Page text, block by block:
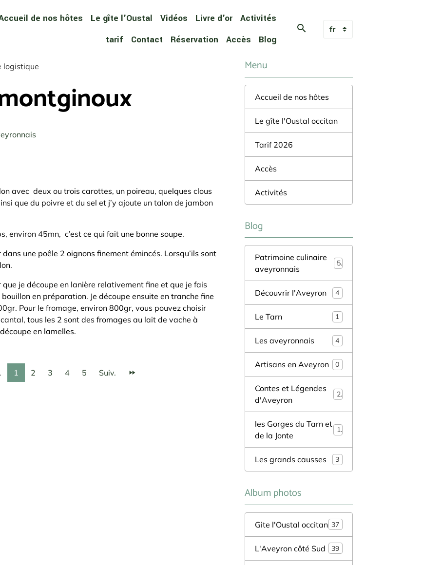
de nos hôtes Le gîte l'Oustal Vidéos Livre d'or
Activités
tarif
Contact Réservation Accès Blog
logistique
avec deux ou trois carottes, un poireau, quelques clous
que du poivre et du sel et j’y ajoute un talon de jambon
environ 45mn, c’est ce qui fait une bonne soupe.
une poêle 2 oignons finement émincés. Lorsqu’ils sont
je découpe en lanière relativement fine et que je fais
en préparation. Je découpe ensuite en tranche fine
Pour le fromage, environ 800gr, vous pouvez choisir
tous les 2 sont des fromages au lait de vache à
en lamelles.
1 2 3 4 5 Suiv.
Menu
Accueil de nos hôtes
Le gîte l'Oustal occitan
Tarif 2026
Accès
Activités
Blog
Patrimoine culinaire
aveyronnais
5
Découvrir l'Aveyron 4
Le Tarn 1
Les aveyronnais 4
Artisans en Aveyron 0
Contes et Légendes
d'Aveyron
2
les Gorges du Tarn et
de la Jonte
1
Les grands causses 3
Album photos
Gite l'Oustal occitan 37
L'Aveyron côté Sud 39